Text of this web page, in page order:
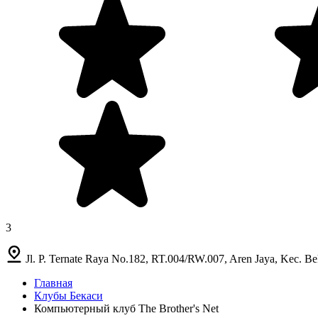
3
Jl. P. Ternate Raya No.182, RT.004/RW.007, Aren Jaya, Kec.
Главная
Клубы Бекаси
Компьютерный клуб The Brother's Net